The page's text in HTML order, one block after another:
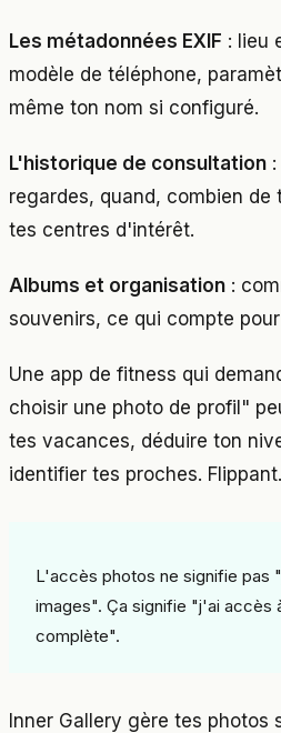
Les métadonnées EXIF : lieu
modèle de téléphone,
même ton nom si configuré.
L'historique de consultation
regardes, quand, combien de
tes centres d'intérêt.
Albums et organisation :
souvenirs, ce qui compte
Une app de fitness qui
choisir une photo de profil"
tes vacances, déduire ton
identifier tes proches. Flippant.
L'accès photos ne signifie pas
images". Ça signifie "j'ai accès
complète".
Inner Gallery gère tes photos